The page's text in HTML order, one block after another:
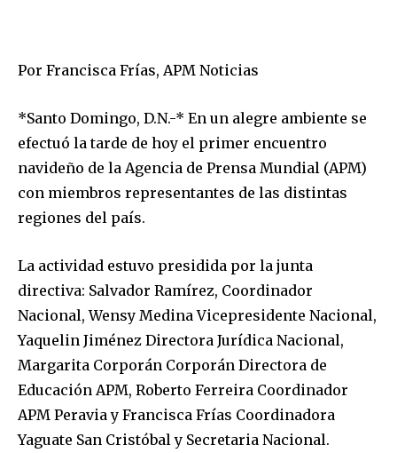
Por Francisca Frías, APM Noticias
*Santo Domingo, D.N.-* En un alegre ambiente se
efectuó la tarde de hoy el primer encuentro
navideño de la Agencia de Prensa Mundial (APM)
con miembros representantes de las distintas
regiones del país.
La actividad estuvo presidida por la junta
directiva: Salvador Ramírez, Coordinador
Nacional, Wensy Medina Vicepresidente Nacional,
Yaquelin Jiménez Directora Jurídica Nacional,
Margarita Corporán Corporán Directora de
Educación APM, Roberto Ferreira Coordinador
APM Peravia y Francisca Frías Coordinadora
Yaguate San Cristóbal y Secretaria Nacional.